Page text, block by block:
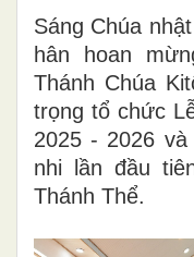
Sáng Chúa
hân hoan
Thánh Chúa
trọng tổ chức
2025 - 2026
nhi lần đầu
Thánh Thể.